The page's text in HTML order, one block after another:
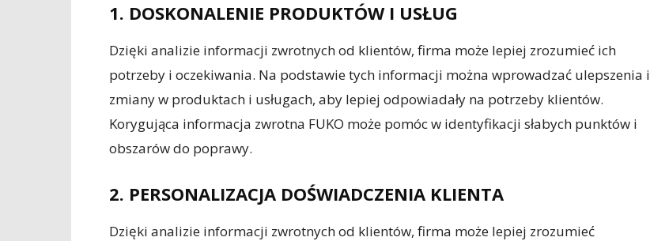
1. DOSKONALENIE PRODUKTÓW I USŁUG
Dzięki analizie informacji zwrotnych od klientów, firma może lepiej zrozumieć ich
potrzeby i oczekiwania. Na podstawie tych informacji można wprowadzać ulepszenia i
zmiany w produktach i usługach, aby lepiej odpowiadały na potrzeby klientów.
Korygująca informacja zwrotna FUKO może pomóc w identyfikacji słabych punktów i
obszarów do poprawy.
2. PERSONALIZACJA DOŚWIADCZENIA KLIENTA
Dzięki analizie informacji zwrotnych od klientów, firma może lepiej zrozumieć